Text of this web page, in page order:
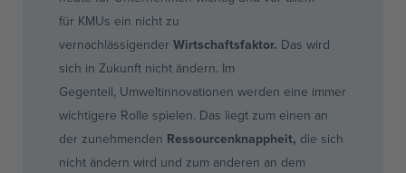
für KMUs ein nicht zu
vernachlässigenderWirtschaftsfaktor. Das wird
sich in Zukunft nicht ändern. Im
Gegenteil, Umweltinnovationen werden eine immer
wichtigere Rolle spielen. Das liegt zum einen an
der zunehmenden Ressourcenknappheit, die sich
nicht ändern wird und zum anderen an dem